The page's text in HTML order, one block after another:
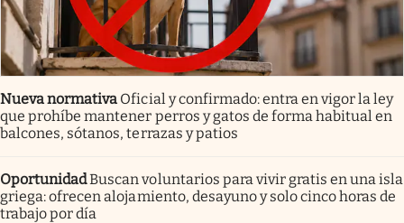
Nueva normativa Oficial y confirmado: entra en vigor la ley
que prohíbe mantener perros y gatos de forma habitual en
balcones, sótanos, terrazas y patios
OportunidadBuscan voluntarios para vivir gratis en una isla
griega: ofrecen alojamiento, desayuno y solo cinco horas de
trabajo por día